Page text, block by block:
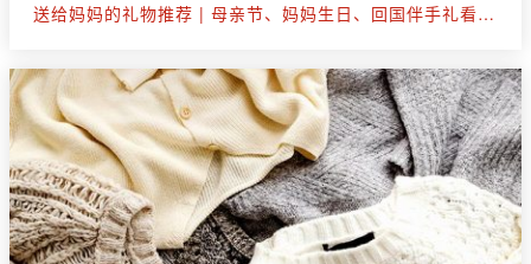
送给妈妈的礼物推荐 | 母亲节、妈妈生日、回国伴手礼看这篇就够了